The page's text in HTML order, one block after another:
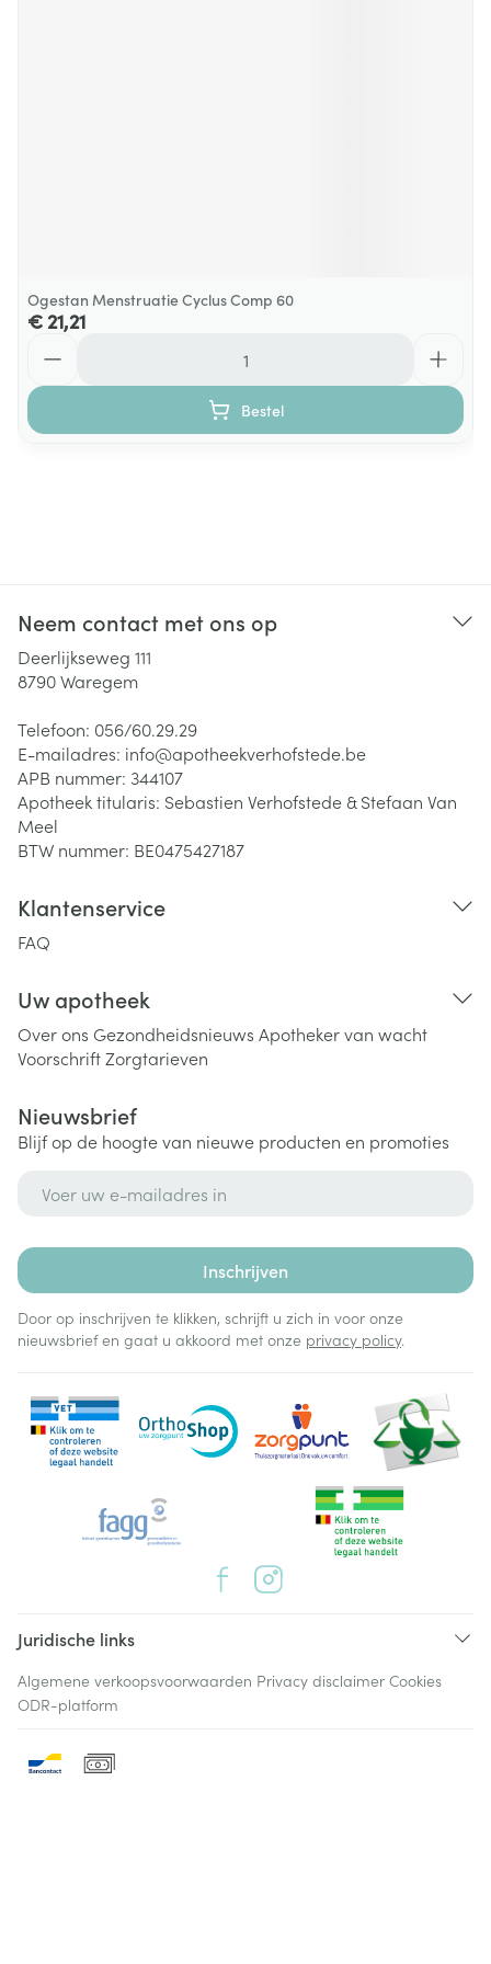
Ogestan Menstruatie Cyclus Comp 60
€ 21,21
Bestel
Neem contact met ons op
Deerlijkseweg 111
8790Waregem
Telefoon: 056/60.29.29
E-mailadres: info@apotheekverhofstede.be
APB nummer: 344107
Apotheek titularis: Sebastien Verhofstede & Stefaan Van
Meel
BTW nummer: BE0475427187
Klantenservice
FAQ
Uw apotheek
Over ons Gezondheidsnieuws Apotheker van wacht
VoorschriftZorgtarieven
Nieuwsbrief
Blijf op de hoogte van nieuwe producten en promoties
Inschrijven
Door op inschrijven te klikken, schrijft u zich in voor onze
nieuwsbrief en gaat u akkoord met onze privacy policy.
Juridische links
Algemene verkoopsvoorwaarden Privacy disclaimer Cookies
ODR-platform